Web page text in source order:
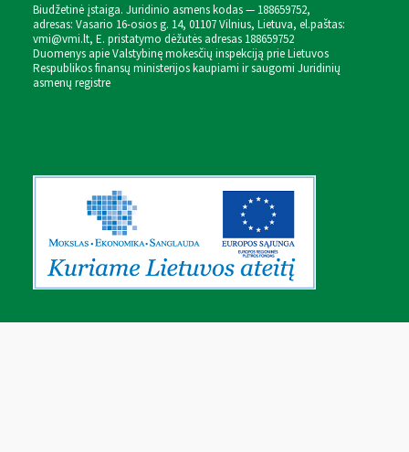
Biudžetinė įstaiga. Juridinio asmens kodas — 188659752,
adresas: Vasario 16-osios g. 14, 01107 Vilnius, Lietuva, el.paštas:
vmi@vmi.lt, E. pristatymo dėžutės adresas 188659752
Duomenys apie Valstybinę mokesčių inspekciją prie Lietuvos
Respublikos finansų ministerijos kaupiami ir saugomi Juridinių
asmenų registre